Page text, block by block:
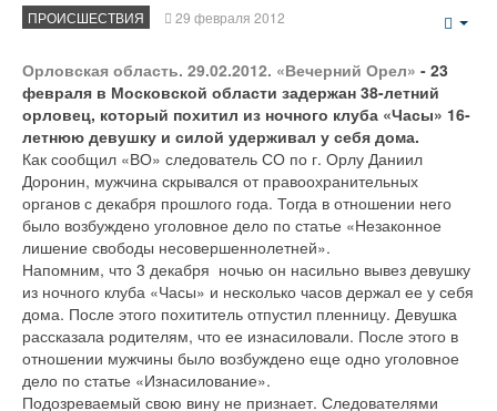
ПРОИСШЕСТВИЯ 29 февраля 2012
Орловская область. 29.02.2012. «Вечерний Орел» - 23
февраля в Московской области задержан 38-летний
орловец, который похитил из ночного клуба «Часы» 16-
летнюю девушку и силой удерживал у себя дома.
Как сообщил «ВО» следователь СО по г. Орлу Даниил
Доронин, мужчина скрывался от правоохранительных
органов с декабря прошлого года. Тогда в отношении него
было возбуждено уголовное дело по статье «Незаконное
лишение свободы несовершеннолетней».
Напомним, что 3 декабря ночью он насильно вывез девушку
из ночного клуба «Часы» и несколько часов держал ее у себя
дома. После этого похититель отпустил пленницу. Девушка
рассказала родителям, что ее изнасиловали. После этого в
отношении мужчины было возбуждено еще одно уголовное
дело по статье «Изнасилование».
Подозреваемый свою вину не признает. Следователями